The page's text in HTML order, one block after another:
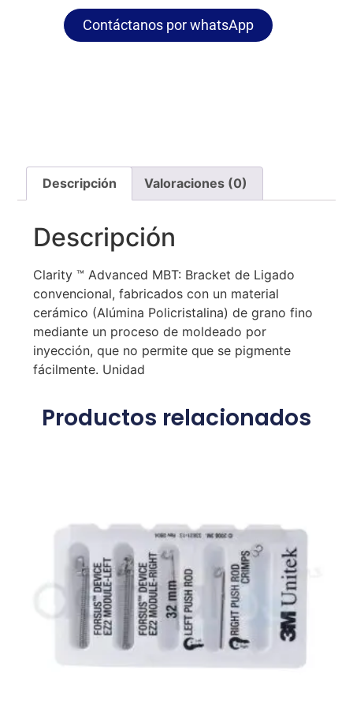
Contáctanos por whatsApp
Descripción Valoraciones (0)
Descripción
Clarity ™ Advanced MBT: Bracket de Ligado
convencional, fabricados con un material
cerámico (Alúmina Policristalina) de grano fino
mediante un proceso de moldeado por
inyección, que no permite que se pigmente
fácilmente. Unidad
Productos relacionados